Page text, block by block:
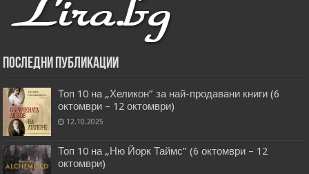
Последни публикации
Топ 10 на „Хеликон” за най-продавани книги (6
октомври – 12 октомври)
12.10.2025
Топ 10 на „Ню Йорк Таймс” (6 октомври – 12
октомври)